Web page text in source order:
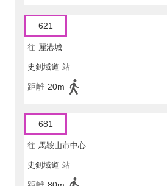
621
往 麗港城
史釗域道 站
距離 20m
681
往 馬鞍山市中心
史釗域道 站